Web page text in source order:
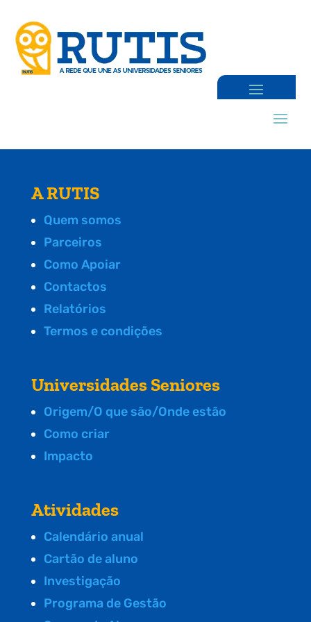
A RUTIS
Quem somos
Parceiros
Como Apoiar
Contactos
Relatórios
Termos e condições
Universidades Seniores
Origem/O que são/Onde estão
Como criar
Impacto
Atividades
Calendário anual
Cartão de aluno
Investigação
Programa de Gestão